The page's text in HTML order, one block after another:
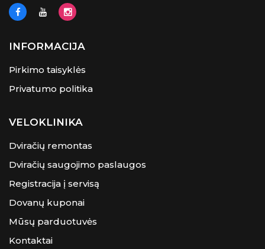
INFORMACIJA
Pirkimo taisyklės
Privatumo politika
VELOKLINIKA
Dviračių remontas
Dviračių saugojimo paslaugos
Registracija į servisą
Dovanų kuponai
Mūsų parduotuvės
Kontaktai